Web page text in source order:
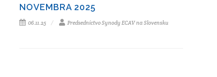
NOVEMBRA 2025
06.11.25 Predsedníctvo Synody ECAV na Slovensku